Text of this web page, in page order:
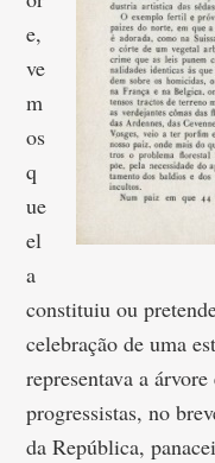
e,
ve
m
os
q
ue
el
a
constituiu ou
celebração de uma
representava a
progressistas, no
da República,